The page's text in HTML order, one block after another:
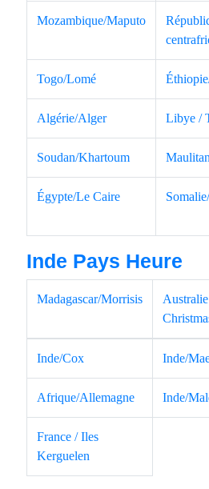
Mozambique/Maputo
Togo/Lomé
Algérie/Alger Libye /
Soudan/Khartoum
Égypte/Le Caire
Inde Pays Heure
Madagascar/Morrisis
Inde/Cox Inde/
Afrique/Allemagne Inde/
France / Iles
Kerguelen